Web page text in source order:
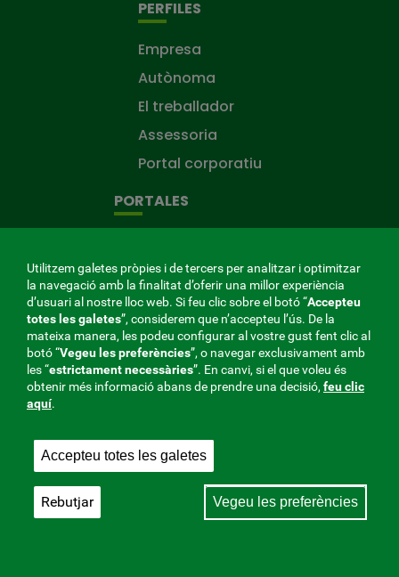
PERFILES
Empresa
Autònoma
El treballador
Assessoria
Portal corporatiu
PORTALES
Portal de transparència
Portal de PRL (Previene)
Portal de l'emprenedor
Portal de l'hospital
Portal del pacient
Racó de la salut
CONÓCENOS
Utilitzem galetes pròpies i de tercers per analitzar i optimitzar
la navegació amb la finalitat d’oferir una millor experiència
d’usuari al nostre lloc web. Si feu clic sobre el botó “Accepteu
totes les galetes”, considerem que n’accepteu l’ús. De la
mateixa manera, les podeu configurar al vostre gust fent clic al
botó “Vegeu les preferències”, o navegar exclusivament amb
les “estrictamentnecessàries”. En canvi, si el que voleu és
obtenir més informació abans de prendre una decisió, feu clic
aquí.
Accepteu totes les galetes
Vegeu les preferències
Rebutjar